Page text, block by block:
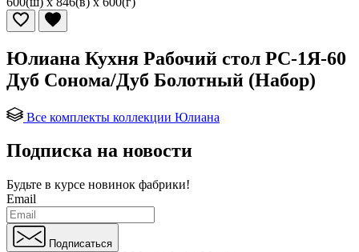
Юлиана Кухня Рабочий стол РС-1Я-60
Дуб Сонома/Дуб Болотный (Набор)
Все комплекты коллекции Юлиана
Подписка на новости
Будьте в курсе новинок фабрики!
Email
Подписаться